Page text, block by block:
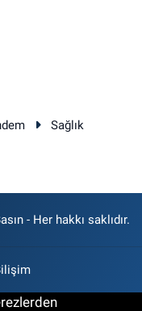
Sağlık
- Her hakkı saklıdır.